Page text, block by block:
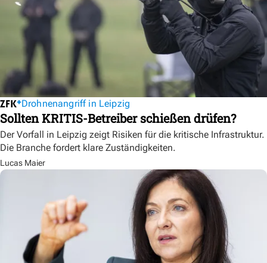
Drohnenangriff in Leipzig
Sollten KRITIS-Betreiber schießen drüfen?
Der Vorfall in Leipzig zeigt Risiken für die kritische Infrastruktur.
Die Branche fordert klare Zuständigkeiten.
Lucas Maier